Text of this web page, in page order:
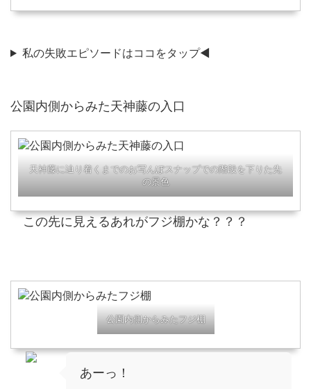
私の失敗エピソードはココをタップ◀
公園内側からみた天神藤の入口
天神藤に辿り着くまでのお写んぽスナップでの階段を下りた先
の景色
この先に見えるあれがフジ棚かな？？？
公園内側からみたフジ棚
あーっ！